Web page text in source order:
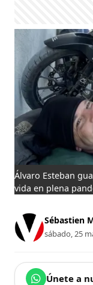
Álvaro Esteban
vida en plena
Sébastien
sábado, 25
Únete a